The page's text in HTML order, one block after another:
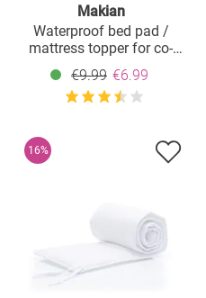
Makian
Waterproof bed pad /
mattress topper for co-
sleepers & cradles - Molton
90 x 40 cm
€9.99 €6.99
16%